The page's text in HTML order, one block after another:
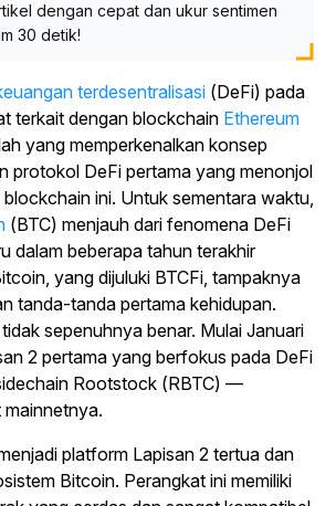
dengan cepat dan ukur sentimen
30 detik!
terdesentralisasi (DeFi) pada
terkait dengan blockchain Ethereum
yang memperkenalkan konsep
protokol DeFi pertama yang menonjol
ini. Untuk sementara waktu,
(BTC) menjauh dari fenomena DeFi
dalam beberapa tahun terakhir
yang dijuluki BTCFi, tampaknya
tanda-tanda pertama kehidupan.
sepenuhnya benar. Mulai Januari
2 pertama yang berfokus pada DeFi
Rootstock (RBTC) —
platform Lapisan 2 tertua dan
Bitcoin. Perangkat ini memiliki